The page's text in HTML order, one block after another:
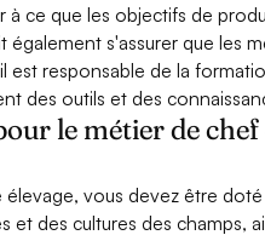
ce que les objectifs de
s'assurer que les
est responsable de la
des outils et des
le métier de
vous devez être
et des cultures des champs,